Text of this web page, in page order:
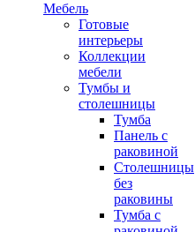
Мебель
Готовые
интерьеры
Коллекции
мебели
Тумбы и
столешницы
Тумба
Панель с
раковиной
Столешницы
без
раковины
Тумба с